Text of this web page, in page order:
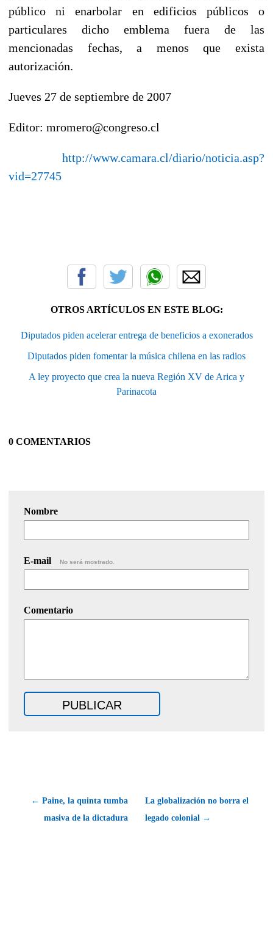
público ni enarbolar en edificios públicos o
particulares dicho emblema fuera de las
mencionadas fechas, a menos que exista
autorización.
Jueves 27 de septiembre de 2007
Editor: mromero@congreso.cl
http://www.camara.cl/diario/noticia.asp?
vid=27745
OTROS ARTÍCULOS EN ESTE BLOG:
Diputados piden acelerar entrega de beneficios a exonerados
Diputados piden fomentar la música chilena en las radios
A ley proyecto que crea la nueva Región XV de Arica y
Parinacota
0 COMENTARIOS
Nombre
E-mail No será mostrado.
Comentario
← Paine, la quinta tumba
masiva de la dictadura
La globalización no borra el
legado colonial →